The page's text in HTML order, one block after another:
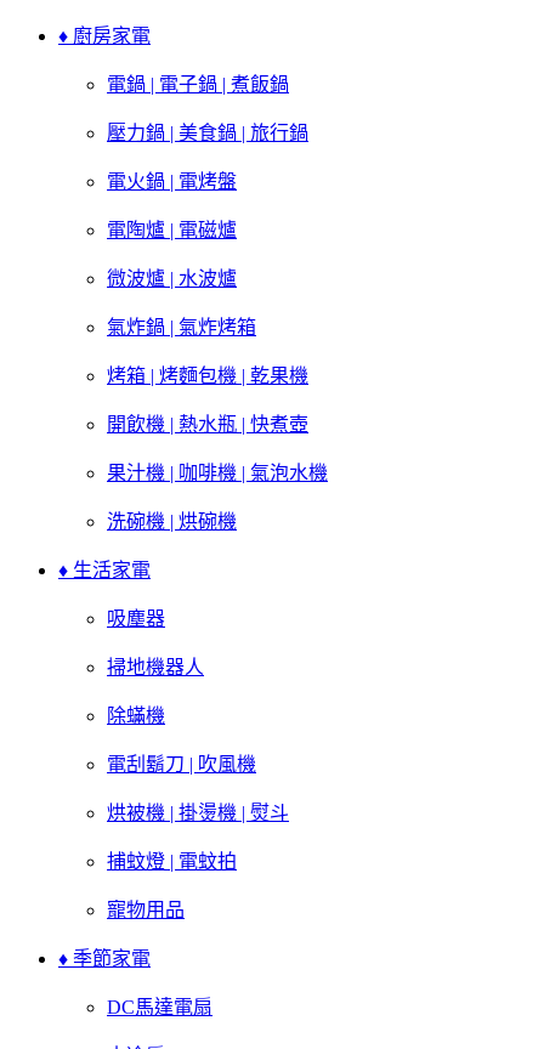
♦ 廚房家電
電鍋 | 電子鍋 | 煮飯鍋
壓力鍋 | 美食鍋 | 旅行鍋
電火鍋 | 電烤盤
電陶爐 | 電磁爐
微波爐 | 水波爐
氣炸鍋 | 氣炸烤箱
烤箱 | 烤麵包機 | 乾果機
開飲機 | 熱水瓶 | 快煮壺
果汁機 | 咖啡機 | 氣泡水機
洗碗機 | 烘碗機
♦ 生活家電
吸塵器
掃地機器人
除蟎機
電刮鬍刀 | 吹風機
烘被機 | 掛燙機 | 熨斗
捕蚊燈 | 電蚊拍
寵物用品
♦ 季節家電
DC馬達電扇